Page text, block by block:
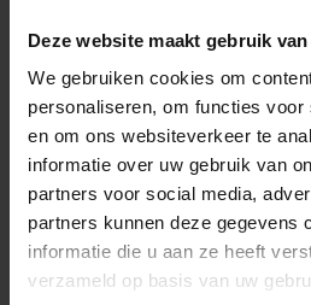
Deze website maakt gebruik
We gebruiken cookies om
personaliseren, om functies voor
en om ons websiteverkeer te
informatie over uw gebruik van
partners voor social media,
partners kunnen deze gegevens
informatie die u aan ze heeft
verzameld op basis van uw
Transmissie
Brandstof
Afgifte datum deel 1
27-
Gewicht
865
Gemiddeld verbruik
4.7
Max trekgewicht
C02 uitstoot
106